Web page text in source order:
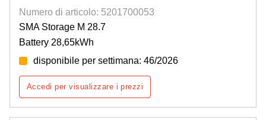
Numero di articolo: 5201700053
SMA Storage M 28.7
Battery 28,65kWh
disponibile per settimana: 46/2026
Accedi per visualizzare i prezzi